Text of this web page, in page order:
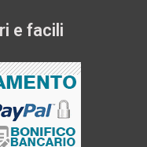
e facili